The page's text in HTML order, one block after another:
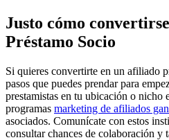
Justo cómo
Préstamo Socio
Si quieres convertirte en un afiliado
pasos que puedes prendar para
prestamistas en tu ubicación o nicho
programas marketing de afiliados
asociados. Comunícate con estos
consultar chances de colaboración y